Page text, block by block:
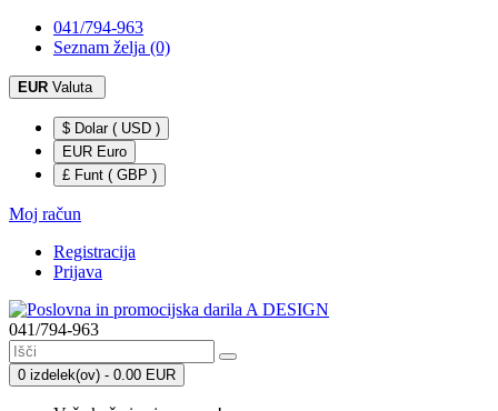
041/794-963
Seznam želja (0)
EUR Valuta
$ Dolar ( USD )
EUR Euro
£ Funt ( GBP )
Moj račun
Registracija
Prijava
041/794-963
0 izdelek(ov) - 0.00 EUR